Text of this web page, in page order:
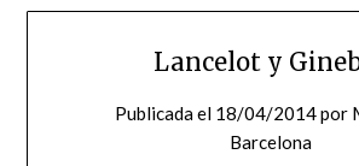
Lancelot y
Publicada el 18/04/2014por
Barcelona